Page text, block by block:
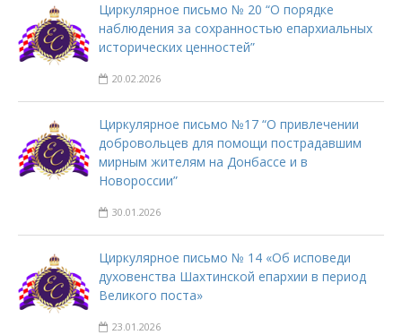
Циркулярное письмо № 20 “О порядке
наблюдения за сохранностью епархиальных
исторических ценностей”
20.02.2026
Циркулярное письмо №17 “О привлечении
добровольцев для помощи пострадавшим
мирным жителям на Донбассе и в
Новороссии”
30.01.2026
Циркулярное письмо № 14 «Об исповеди
духовенства Шахтинской епархии в период
Великого поста»
23.01.2026